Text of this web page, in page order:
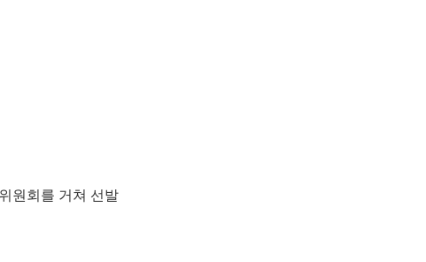
원회를 거쳐 선발